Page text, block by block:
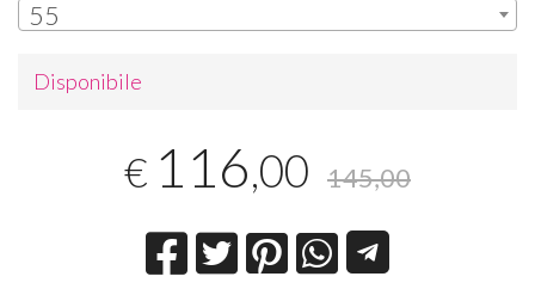
55
Disponibile
€ 116,00 145,00